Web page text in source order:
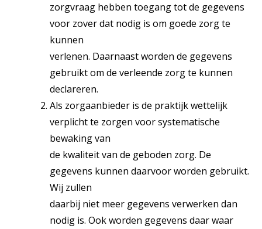
zorgvraag hebben toegang tot de gegevens
voor zover dat nodig is om goede zorg te
kunnen
verlenen. Daarnaast worden de gegevens
gebruikt om de verleende zorg te kunnen
declareren.
Als zorgaanbieder is de praktijk wettelijk
verplicht te zorgen voor systematische
bewaking van
de kwaliteit van de geboden zorg. De
gegevens kunnen daarvoor worden gebruikt.
Wij zullen
daarbij niet meer gegevens verwerken dan
nodig is. Ook worden gegevens daar waar